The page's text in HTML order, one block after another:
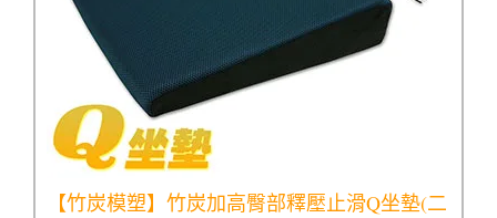
【竹炭模塑】竹炭加高臀部釋壓止滑Q坐墊(二